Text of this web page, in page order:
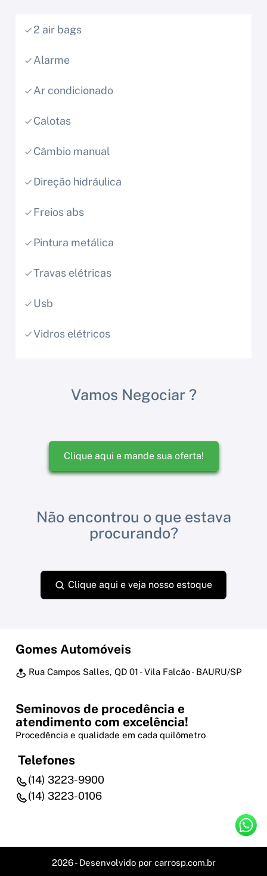
2 air bags
Alarme
Ar condicionado
Calotas
Câmbio manual
Direção hidráulica
Freios abs
Pintura metálica
Travas elétricas
Usb
Vidros elétricos
Vamos Negociar ?
Clique aqui e mande sua oferta!
Não encontrou o que estava
procurando?
Clique aqui e veja nosso estoque
Gomes Automóveis
Rua Campos Salles, QD 01 - Vila Falcão - BAURU/SP
Seminovos de procedência e
atendimento com excelência!
Procedência e qualidade em cada quilômetro
Telefones
(14) 3223-9900
(14) 3223-0106
2026 - Desenvolvido por carrosp.com.br